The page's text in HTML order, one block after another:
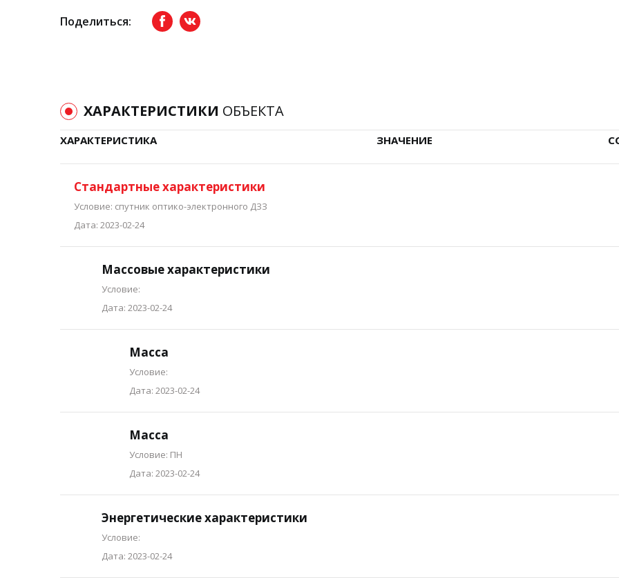
Поделиться: FacebookвКонтакте
ХАРАКТЕРИСТИКИ ОБЪЕКТА
ХАРАКТЕРИСТИКА ЗНАЧЕНИЕ
Стандартные характеристики
Условие: спутник оптико-электронного ДЗЗ
Дата: 2023-02-24
Массовые характеристики
Условие:
Дата: 2023-02-24
Масса
Условие:
Дата: 2023-02-24
Масса
Условие: ПН
Дата: 2023-02-24
Энергетические характеристики
Условие:
Дата: 2023-02-24